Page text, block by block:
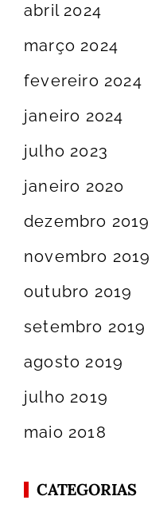
abril 2024
março 2024
fevereiro 2024
janeiro 2024
julho 2023
janeiro 2020
dezembro 2019
novembro 2019
outubro 2019
setembro 2019
agosto 2019
julho 2019
maio 2018
CATEGORIAS